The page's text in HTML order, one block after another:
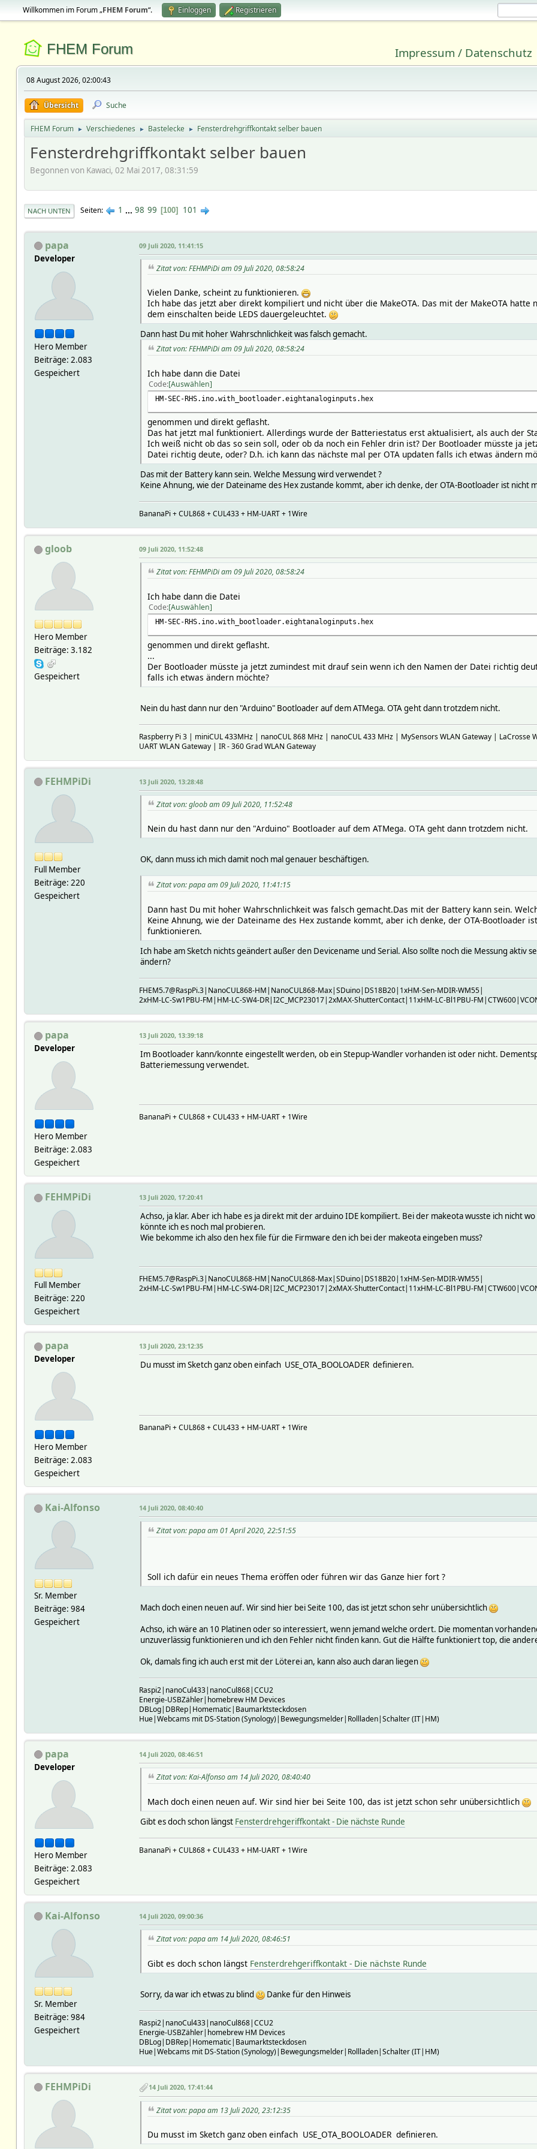
Willkommen im Forum „FHEM Forum“. Einloggen Registrieren
FHEM Forum Impressum / Datenschutz
08 August 2026, 02:00:43
Übersicht Suche
FHEM Forum ► Verschiedenes ► Bastelecke ► Fensterdrehgriffkontakt selber bauen
Fensterdrehgriffkontakt selber bauen
Begonnen von Kawaci, 02 Mai 2017, 08:31:59
NACH UNTEN Seiten 1 ... 98 99 100 101
papa
Developer
Hero Member
Beiträge: 2.083
Gespeichert
09 Juli 2020, 11:41:15
Zitat von: FEHMPiDi am 09 Juli 2020, 08:58:24
Vielen Danke, scheint zu funktionieren.
Ich habe das jetzt aber direkt kompiliert und nicht über die MakeOTA. Das mit der MakeOTA
dem einschalten beide LEDS dauergeleuchtet.
Dann hast Du mit hoher Wahrschnlichkeit was falsch gemacht.
Zitat von: FEHMPiDi am 09 Juli 2020, 08:58:24
Ich habe dann die Datei
Code Auswählen
HM-SEC-RHS.ino.with_bootloader.eightanaloginputs.hex
genommen und direkt geflasht.
Das hat jetzt mal funktioniert. Allerdings wurde der Batteriestatus erst aktualisiert, als auch der
Ich weiß nicht ob das so sein soll, oder ob da noch ein Fehler drin ist? Der Bootloader müsste ja
Datei richtig deute, oder? D.h. ich kann das nächste mal per OTA updaten falls ich etwas ändern
Das mit der Battery kann sein. Welche Messung wird verwendet ?
Keine Ahnung, wie der Dateiname des Hex zustande kommt, aber ich denke, der OTA-Bootloader ist nicht
BananaPi + CUL868 + CUL433 + HM-UART + 1Wire
gloob
Hero Member
Beiträge: 3.182
Gespeichert
09 Juli 2020, 11:52:48
Zitat von: FEHMPiDi am 09 Juli 2020, 08:58:24
Ich habe dann die Datei
Code Auswählen
HM-SEC-RHS.ino.with_bootloader.eightanaloginputs.hex
genommen und direkt geflasht.
...
Der Bootloader müsste ja jetzt zumindest mit drauf sein wenn ich den Namen der Datei richtig
falls ich etwas ändern möchte?
Nein du hast dann nur den "Arduino" Bootloader auf dem ATMega. OTA geht dann trotzdem nicht.
Raspberry Pi 3 | miniCUL 433MHz | nanoCUL 868 MHz | nanoCUL 433 MHz | MySensors WLAN Gateway | LaCrosse
UART WLAN Gateway | IR - 360 Grad WLAN Gateway
FEHMPiDi
Full Member
Beiträge: 220
Gespeichert
13 Juli 2020, 13:28:48
Zitat von: gloob am 09 Juli 2020, 11:52:48
Nein du hast dann nur den "Arduino" Bootloader auf dem ATMega. OTA geht dann trotzdem nicht.
OK, dann muss ich mich damit noch mal genauer beschäftigen.
Zitat von: papa am 09 Juli 2020, 11:41:15
Dann hast Du mit hoher Wahrschnlichkeit was falsch gemacht.Das mit der Battery kann sein.
Keine Ahnung, wie der Dateiname des Hex zustande kommt, aber ich denke, der OTA-Bootloader
funktionieren.
Ich habe am Sketch nichts geändert außer den Devicename und Serial. Also sollte noch die Messung aktiv
ändern?
FHEM5.7@RaspPi.3|NanoCUL868-HM|NanoCUL868-Max|SDuino|DS18B20|1xHM-Sen-MDIR-WM55|
2xHM-LC-Sw1PBU-FM|HM-LC-SW4-DR|I2C_MCP23017|2xMAX-ShutterContact|11xHM-LC-Bl1PBU-
papa
Developer
Hero Member
Beiträge: 2.083
Gespeichert
13 Juli 2020, 13:39:18
Im Bootloader kann/konnte eingestellt werden, ob ein Stepup-Wandler vorhanden ist oder nicht.
Batteriemessung verwendet.
BananaPi + CUL868 + CUL433 + HM-UART + 1Wire
FEHMPiDi
Full Member
Beiträge: 220
Gespeichert
13 Juli 2020, 17:20:41
Achso, ja klar. Aber ich habe es ja direkt mit der arduino IDE kompiliert. Bei der makeota wusste ich nicht
könnte ich es noch mal probieren.
Wie bekomme ich also den hex file für die Firmware den ich bei der makeota eingeben muss?
FHEM5.7@RaspPi.3|NanoCUL868-HM|NanoCUL868-Max|SDuino|DS18B20|1xHM-Sen-MDIR-WM55|
2xHM-LC-Sw1PBU-FM|HM-LC-SW4-DR|I2C_MCP23017|2xMAX-ShutterContact|11xHM-LC-Bl1PBU-
papa
Developer
Hero Member
Beiträge: 2.083
Gespeichert
13 Juli 2020, 23:12:35
Du musst im Sketch ganz oben einfach USE_OTA_BOOLOADER definieren.
BananaPi + CUL868 + CUL433 + HM-UART + 1Wire
Kai-Alfonso
Sr. Member
Beiträge: 984
Gespeichert
14 Juli 2020, 08:40:40
Zitat von: papa am 01 April 2020, 22:51:55
Soll ich dafür ein neues Thema eröffen oder führen wir das Ganze hier fort ?
Mach doch einen neuen auf. Wir sind hier bei Seite 100, das ist jetzt schon sehr unübersichtlich
Achso, ich wäre an 10 Platinen oder so interessiert, wenn jemand welche ordert. Die momentan
unzuverlässig funktionieren und ich den Fehler nicht finden kann. Gut die Hälfte funktioniert top, die
Ok, damals fing ich auch erst mit der Löterei an, kann also auch daran liegen
Raspi2|nanoCul433|nanoCul868|CCU2
Energie-USBZähler|homebrew HM Devices
DBLog|DBRep|Homematic|Baumarktsteckdosen
Hue|Webcams mit DS-Station (Synology)|Bewegungsmelder|Rollladen|Schalter (IT|HM)
papa
Developer
Hero Member
Beiträge: 2.083
Gespeichert
14 Juli 2020, 08:46:51
Zitat von: Kai-Alfonso am 14 Juli 2020, 08:40:40
Mach doch einen neuen auf. Wir sind hier bei Seite 100, das ist jetzt schon sehr unübersichtlich
Gibt es doch schon längst Fensterdrehgeriffkontakt - Die nächste Runde
BananaPi + CUL868 + CUL433 + HM-UART + 1Wire
Kai-Alfonso
Sr. Member
Beiträge: 984
Gespeichert
14 Juli 2020, 09:00:36
Zitat von: papa am 14 Juli 2020, 08:46:51
Gibt es doch schon längst Fensterdrehgeriffkontakt - Die nächste Runde
Sorry, da war ich etwas zu blind Danke für den Hinweis
Raspi2|nanoCul433|nanoCul868|CCU2
Energie-USBZähler|homebrew HM Devices
DBLog|DBRep|Homematic|Baumarktsteckdosen
Hue|Webcams mit DS-Station (Synology)|Bewegungsmelder|Rollladen|Schalter (IT|HM)
FEHMPiDi 14 Juli 2020, 17:41:44
Zitat von: papa am 13 Juli 2020, 23:12:35
Du musst im Sketch ganz oben einfach USE_OTA_BOOLOADER definieren.